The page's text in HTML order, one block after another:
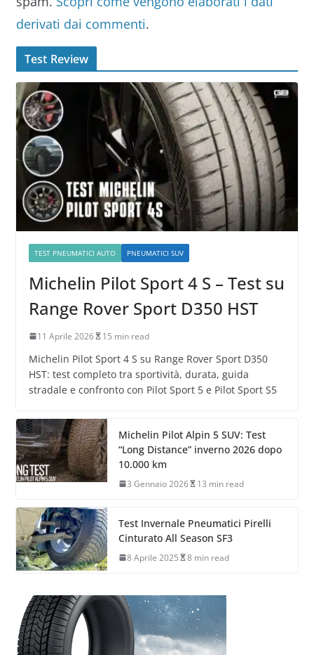
derivati dai commenti.
Test Review
TEST PNEUMATICI AUTO PNEUMATICI SUV
Michelin Pilot Sport 4 S – Test su
Range Rover Sport D350 HST
11 Aprile 2026 15 min read
Michelin Pilot Sport 4 S su Range Rover Sport D350
HST: test completo tra sportività, durata, guida
stradale e confronto con Pilot Sport 5 e Pilot Sport S5
Michelin Pilot Alpin 5 SUV: Test
“Long Distance” inverno 2026 dopo
10.000 km
3 Gennaio 2026 13 min read
Test Invernale Pneumatici Pirelli
Cinturato All Season SF3
8 Aprile 2025 8 min read